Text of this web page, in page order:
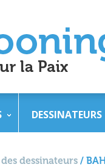
DESSINATEURS
dessinateurs /